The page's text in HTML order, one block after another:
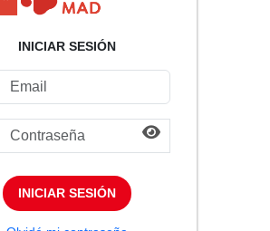
INICIAR SESIÓN
INICIAR SESIÓN